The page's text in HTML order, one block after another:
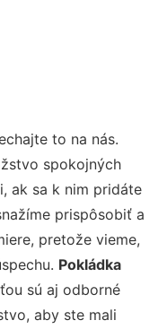
to na nás.
spokojných
ak sa k nim pridáte
prispôsobiť a
pretože vieme,
Pokládka
sú aj odborné
aby ste mali